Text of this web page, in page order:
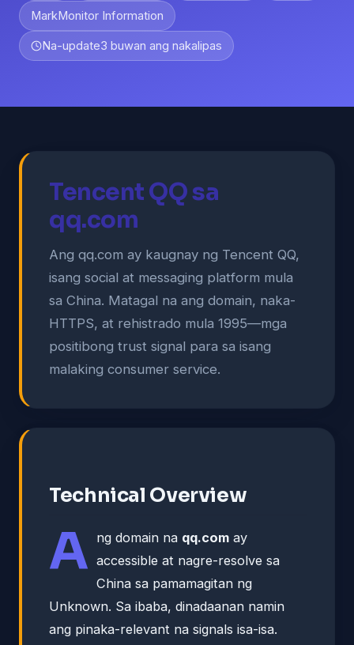
MarkMonitor Information
Na-update3 buwan ang nakalipas
Tencent QQ sa
qq.com
Ang qq.com ay kaugnay ng Tencent QQ,
isang social at messaging platform mula
sa China. Matagal na ang domain, naka-
HTTPS, at rehistrado mula 1995—mga
positibong trust signal para sa isang
malaking consumer service.
Technical Overview
A ng domain na qq.com ay
accessible at nagre-resolve sa
China sa pamamagitan ng
Unknown. Sa ibaba, dinadaanan namin
ang pinaka-relevant na signals isa-isa.